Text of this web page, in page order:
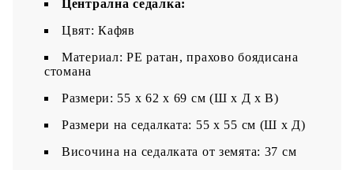
Централна седалка:
Цвят: Кафяв
Материал: PE ратан, прахово боядисана
стомана
Размери: 55 x 62 x 69 см (Ш x Д x В)
Размери на седалката: 55 x 55 cм (Ш x Д)
Височина на седалката от земята: 37 см